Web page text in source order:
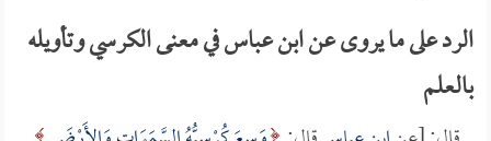
الرد على ما يروى عن ابن عباس في معنى الكرسي وتأويله
بالعلم